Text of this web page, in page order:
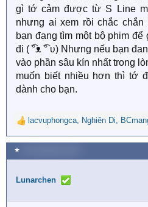
gì tớ cảm được từ S Line
nhưng ai xem rồi chắc chắn
bạn đang tìm một bộ phim
đi (⁠ ͡⁠°⁠ᴥ⁠ ͡⁠°⁠ ⁠ʋ⁠) Nhưng nếu bạn
vào phần sâu kín nhất trong
muốn biết nhiều hơn thì tớ
dành cho bạn.
R
e
a
c
i
n
lacvuphongca, Nghiên Di,
★
Lunarchen